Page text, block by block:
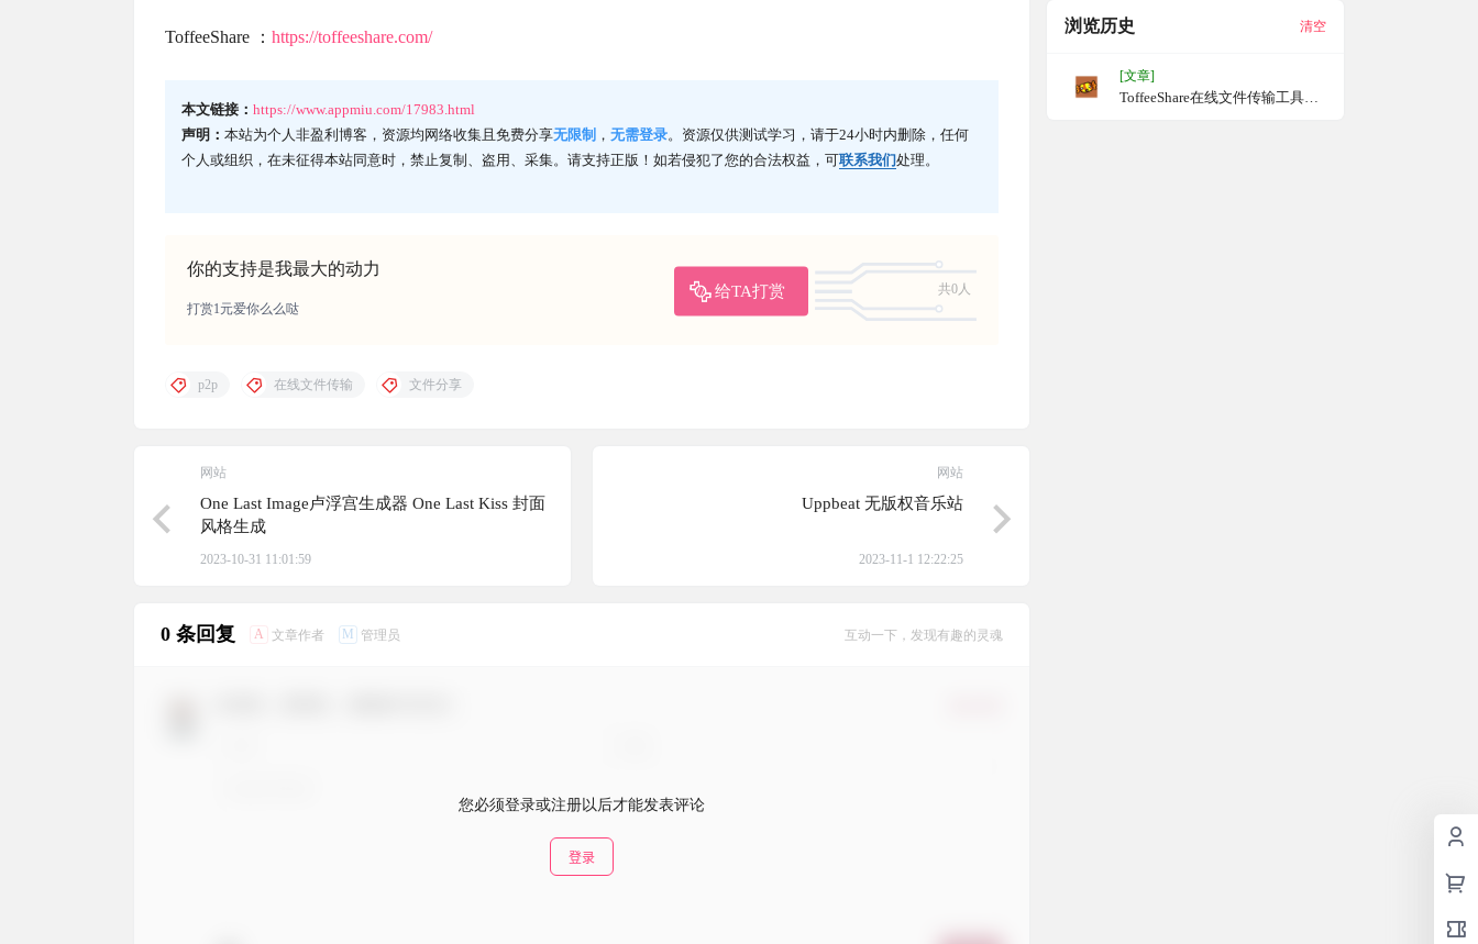
ToffeeShare ： https://toffeeshare.com/
本文链接： https://www.appmiu.com/17983.html
声明： 本站为个人非盈利博客，资源均网络收集且免费分享无限制 ， 无需登录。资源仅供测试学习，请于24小时内删除，任何
个人或组织，在未征得本站同意时，禁止复制、盗用、采集。请支持正版！如若侵犯了您的合法权益，可联系我们处理。
你的支持是我最大的动力
给TA打赏
共0人
打赏1元爱你么么哒
p2p 在线文件传输 文件分享
网站
One Last Image卢浮宫生成器 One Last Kiss 封面
风格生成
2023-10-31 11:01:59
网站
Uppbeat 无版权音乐站
2023-11-1 12:22:25
0 条回复 A 文章作者 M 管理员 互动一下，发现有趣的灵魂
您必须登录或注册以后才能发表评论
登录
浏览历史 清空
[文章]
ToffeeShare在线文件传输工具，